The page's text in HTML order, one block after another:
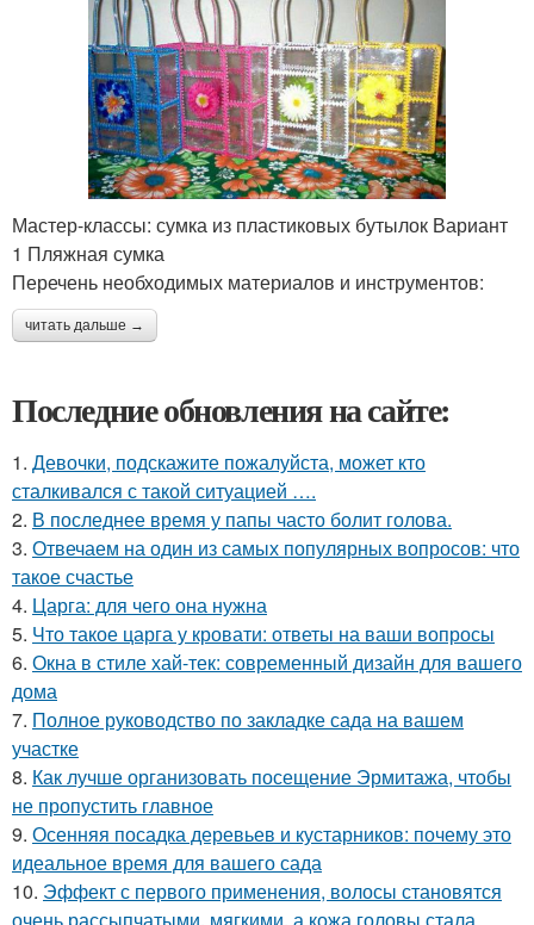
Мастер-классы: сумка из пластиковых бутылок Вариант
1 Пляжная сумка
Перечень необходимых материалов и инструментов:
читать дальше →
Последние обновления на сайте:
1. Девочки, подскажите пожалуйста, может кто
сталкивался с такой ситуацией ….
2. В последнее время у папы часто болит голова.
3. Отвечаем на один из самых популярных вопросов: что
такое счастье
4. Царга: для чего она нужна
5. Что такое царга у кровати: ответы на ваши вопросы
6. Окна в стиле хай-тек: современный дизайн для вашего
дома
7. Полное руководство по закладке сада на вашем
участке
8. Как лучше организовать посещение Эрмитажа, чтобы
не пропустить главное
9. Осенняя посадка деревьев и кустарников: почему это
идеальное время для вашего сада
10. Эффект с первого применения, волосы становятся